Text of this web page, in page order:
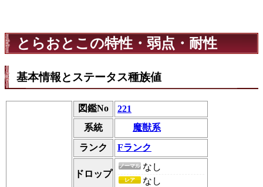
とらおとこの特性・弱点・耐性
基本情報とステータス種族値
図鑑No
221
系統
魔獣系
ランク Fランク
ドロップ
ノーマル なし
レア なし